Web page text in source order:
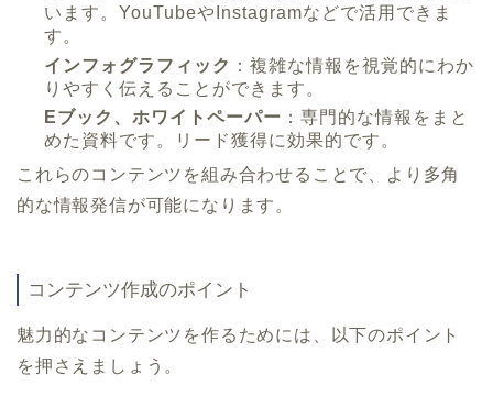
います。YouTubeやInstagramなどで活用できま
す。
インフォグラフィック ：複雑な情報を視覚的にわか
りやすく伝えることができます。
Eブック、ホワイトペーパー ：専門的な情報をまと
めた資料です。リード獲得に効果的です。
これらのコンテンツを組み合わせることで、より多角
的な情報発信が可能になります。
コンテンツ作成のポイント
魅力的なコンテンツを作るためには、以下のポイント
を押さえましょう。